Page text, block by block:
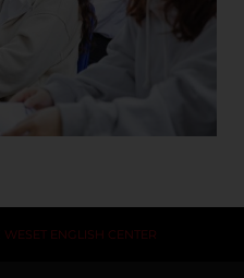
WESET ENGLISH CENTER